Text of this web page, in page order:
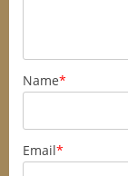
Name*
Email*